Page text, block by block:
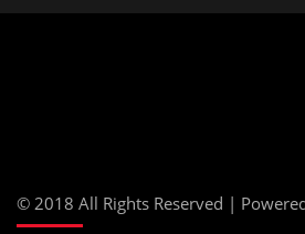
© 2018 All Rights Reserved |